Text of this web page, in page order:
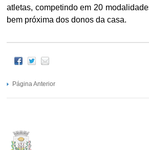
atletas, competindo em 20
bem próxima dos donos da casa.
Página Anterior